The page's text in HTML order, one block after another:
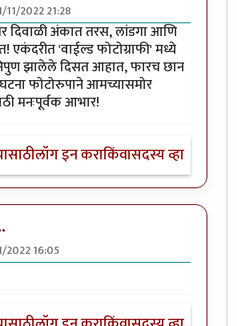
11/2022 21:28
दिवाळी अंकात तरस, लांडगा आणि
एकंदरीत 'वाईल्ड फोटोग्राफी' मध्ये
झालेले दिसत आहात, फारच छान
फोटोरुपाने आमच्यासमोर
मनःपूर्वक आभार!
लॉग इन कराकिंवासदस्य व्हा
2022 16:05